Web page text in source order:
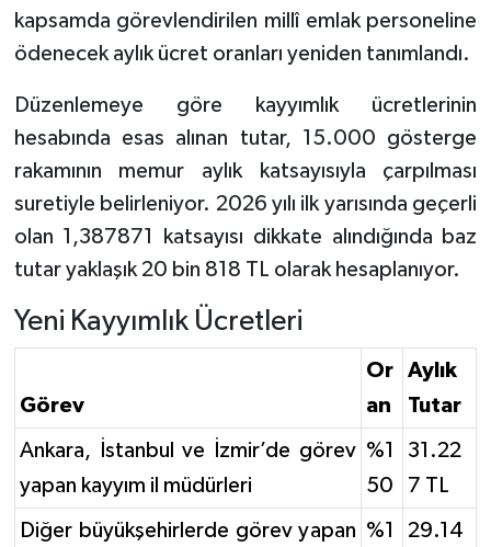
kapsamda görevlendirilen millî emlak personeline
ödenecek aylık ücret oranları yeniden tanımlandı.
Düzenlemeye göre kayyımlık ücretlerinin
hesabında esas alınan tutar, 15.000 gösterge
rakamının memur aylık katsayısıyla çarpılması
suretiyle belirleniyor. 2026 yılı ilk yarısında geçerli
olan 1,387871 katsayısı dikkate alındığında baz
tutar yaklaşık 20 bin 818 TL olarak hesaplanıyor.
Yeni Kayyımlık Ücretleri
Görev
Or
an
Aylık
Tutar
Ankara, İstanbul ve İzmir’de görev
yapan kayyım il müdürleri
%1
50
31.22
7 TL
Diğer büyükşehirlerde görev yapan %1
29.14